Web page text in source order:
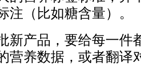
注（比如糖含量）。
新产品，要给每一件
营养数据，或者翻译